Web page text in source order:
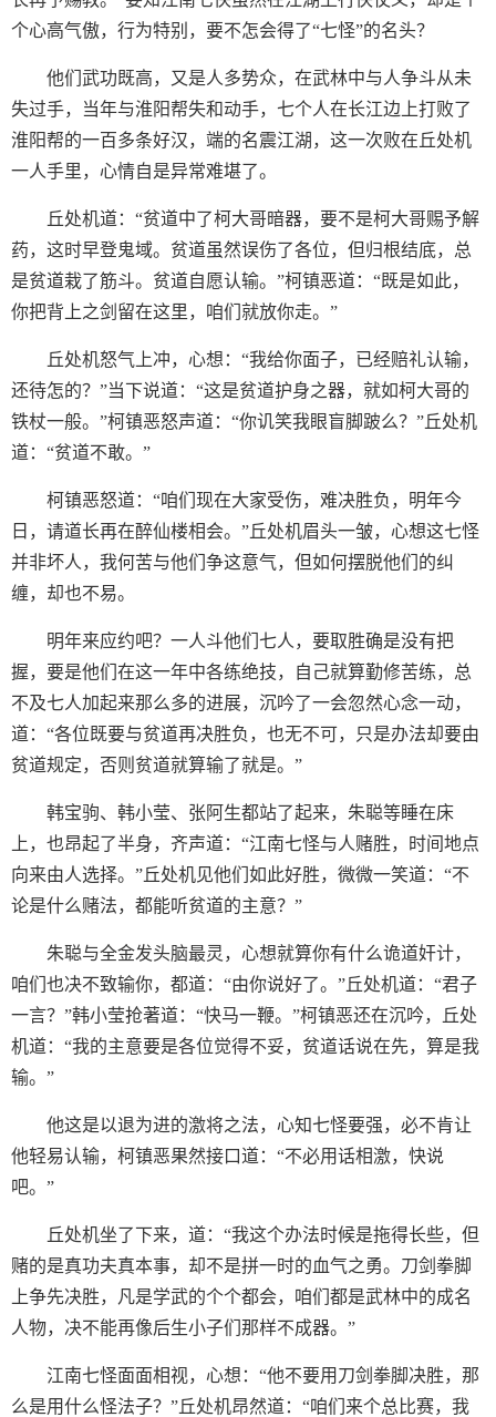
个心高气傲，行为特别，要不怎会得了“七怪”的名头？
他们武功既高，又是人多势众，在武林中与人争斗从未
失过手，当年与淮阳帮失和动手，七个人在长江边上打败了
淮阳帮的一百多条好汉，端的名震江湖，这一次败在丘处机
一人手里，心情自是异常难堪了。
丘处机道：“贫道中了柯大哥暗器，要不是柯大哥赐予解
药，这时早登鬼域。贫道虽然误伤了各位，但归根结底，总
是贫道栽了筋斗。贫道自愿认输。”柯镇恶道：“既是如此，
你把背上之剑留在这里，咱们就放你走。”
丘处机怒气上冲，心想：“我给你面子，已经赔礼认输，
还待怎的？”当下说道：“这是贫道护身之器，就如柯大哥的
铁杖一般。”柯镇恶怒声道：“你讥笑我眼盲脚跛么？”丘处机
道：“贫道不敢。”
柯镇恶怒道：“咱们现在大家受伤，难决胜负，明年今
日，请道长再在醉仙楼相会。”丘处机眉头一皱，心想这七怪
并非坏人，我何苦与他们争这意气，但如何摆脱他们的纠
缠，却也不易。
明年来应约吧？一人斗他们七人，要取胜确是没有把
握，要是他们在这一年中各练绝技，自己就算勤修苦练，总
不及七人加起来那么多的进展，沉吟了一会忽然心念一动，
道：“各位既要与贫道再决胜负，也无不可，只是办法却要由
贫道规定，否则贫道就算输了就是。”
韩宝驹、韩小莹、张阿生都站了起来，朱聪等睡在床
上，也昂起了半身，齐声道：“江南七怪与人赌胜，时间地点
向来由人选择。”丘处机见他们如此好胜，微微一笑道：“不
论是什么赌法，都能听贫道的主意？”
朱聪与全金发头脑最灵，心想就算你有什么诡道奸计，
咱们也决不致输你，都道：“由你说好了。”丘处机道：“君子
一言？”韩小莹抢著道：“快马一鞭。”柯镇恶还在沉吟，丘处
机道：“我的主意要是各位觉得不妥，贫道话说在先，算是我
输。”
他这是以退为进的激将之法，心知七怪要强，必不肯让
他轻易认输，柯镇恶果然接口道：“不必用话相激，快说
吧。”
丘处机坐了下来，道：“我这个办法时候是拖得长些，但
赌的是真功夫真本事，却不是拼一时的血气之勇。刀剑拳脚
上争先决胜，凡是学武的个个都会，咱们都是武林中的成名
人物，决不能再像后生小子们那样不成器。”
江南七怪面面相视，心想：“他不要用刀剑拳脚决胜，那
么是用什么怪法子？”丘处机昂然道：“咱们来个总比赛，我